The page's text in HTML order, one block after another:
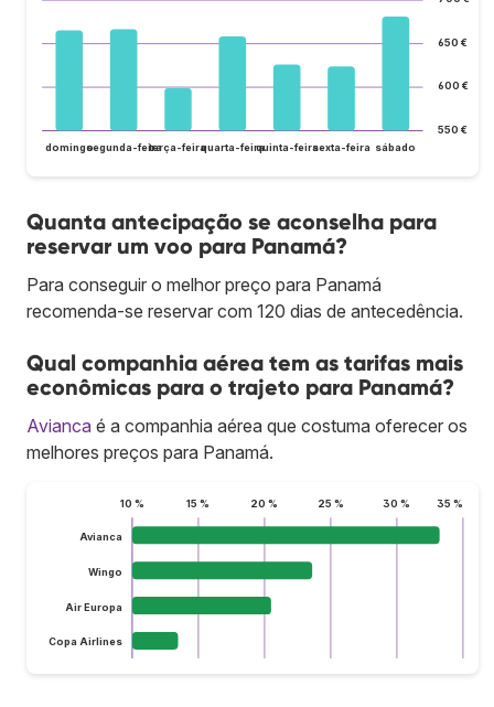
550 €
600 €
650 €
domingosegunda-feiraterça-feiraquarta-feiraquinta-feirasexta-feira sábado
Quanta antecipação se aconselha para
reservar um voo para Panamá?
Para conseguir o melhor preço para Panamá
recomenda-se reservar com 120 dias de antecedência.
Qual companhia aérea tem as tarifas mais
econômicas para o trajeto para Panamá?
Avianca é a companhia aérea que costuma oferecer os
melhores preços para Panamá.
10 % 15 % 20 % 25 % 30 % 35 %
Avianca
Wingo
Air Europa
Copa Airlines